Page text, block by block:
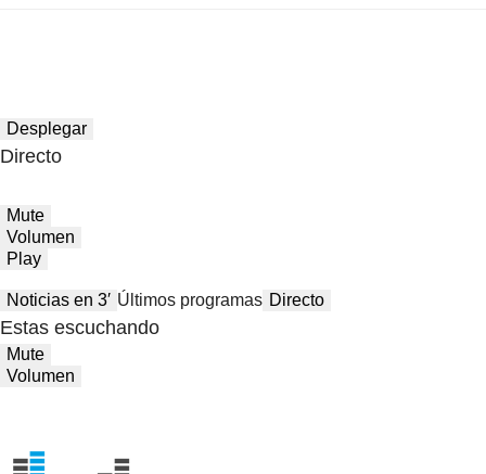
Desplegar
Directo
Mute
Volumen
Play
Noticias en 3′ Últimos programas Directo
Estas escuchando
Mute
Volumen